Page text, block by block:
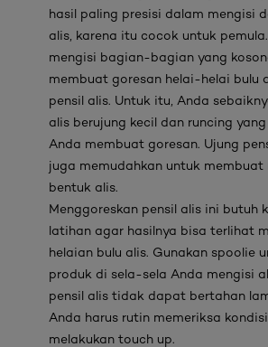
hasil paling presisi dalam mengisi
alis, karena itu cocok untuk
mengisi bagian-bagian yang
membuat goresan helai-helai bulu
pensil alis. Untuk itu, Anda
alis berujung kecil dan runcing
Anda membuat goresan. Ujung
juga memudahkan untuk
bentuk alis.
Menggoreskan pensil alis ini butuh
latihan agar hasilnya bisa terlihat
helaian bulu alis. Gunakan spoolie
produk di sela-sela Anda mengisi
pensil alis tidak dapat bertahan
Anda harus rutin memeriksa
melakukan touch up.